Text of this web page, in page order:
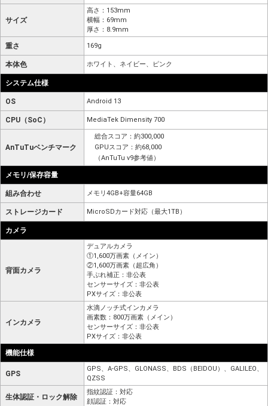
サイズ
高さ：153mm
横幅：69mm
厚さ：8.9mm
重さ 169g
本体色 ホワイト、ネイビー、ピンク
システム仕様
OS Android 13
CPU（SoC） MediaTek Dimensity 700
AnTuTuベンチマーク
総合スコア：約300,000
GPUスコア：約68,000
（AnTuTu v9参考値）
メモリ/保存容量
組み合わせ メモリ4GB+容量64GB
ストレージカード MicroSDカード対応（最大1TB）
カメラ
背面カメラ
デュアルカメラ
①1,600万画素（メイン）
②1,600万画素（超広角）
手ぶれ補正：非公表
センサーサイズ：非公表
PXサイズ：非公表
インカメラ
水滴ノッチ式インカメラ
画素数：800万画素（メイン）
センサーサイズ：非公表
PXサイズ：非公表
機能仕様
GPS
GPS、A-GPS、GLONASS、BDS（BEIDOU）、GALILEO、
QZSS
生体認証・ロック解除
指紋認証：対応
顔認証：対応